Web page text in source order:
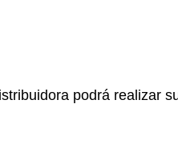
podrá realizar